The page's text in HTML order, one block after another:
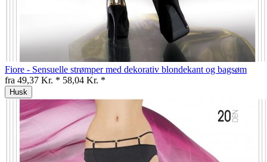
Fiore - Sensuelle strømper med dekorativ blondekant og bagsøm
fra 49,37 Kr. * 58,04 Kr. *
Husk